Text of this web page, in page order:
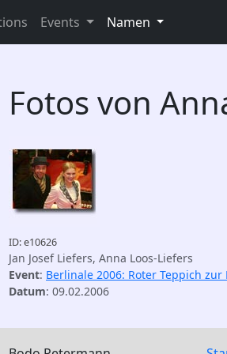
Events Namen
Fotos von
ID: e10626
Jan Josef Liefers, Anna Loos-Liefers
Event: Berlinale 2006: Roter Teppich
Datum: 09.02.2006